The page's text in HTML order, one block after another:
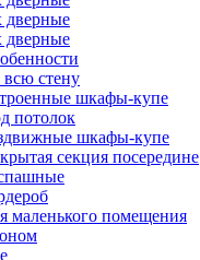
дверные
дверные
стену
шкафы-купе
потолок
шкафы-купе
секция посередине
маленького помещения